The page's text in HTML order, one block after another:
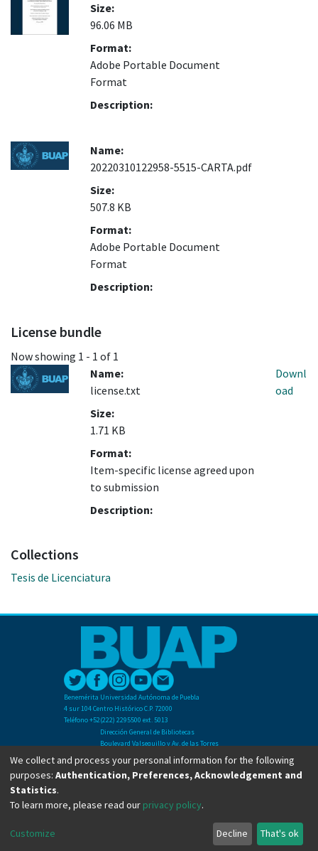
Size:
96.06 MB
Format:
Adobe Portable Document
Format
Description:
Name:
20220310122958-5515-CARTA.pdf
Size:
507.8 KB
Format:
Adobe Portable Document
Format
Description:
License bundle
Now showing 1 - 1 of 1
Name:
license.txt
Size:
1.71 KB
Format:
Item-specific license agreed upon
to submission
Description:
Downl
oad
Collections
Tesis de Licenciatura
Benemérita Universidad Autónoma de Puebla
4 sur 104 Centro Histórico C.P. 72000
Teléfono +52(222) 2295500 ext. 5013
Dirección General de Bibliotecas
Boulevard Valsequillo y Av. de las Torres
Ciudad Universitaria. Col. San Manuel
C.P. 72570
Teléfono +52 (222) 2295500 Ext 2901
Copyright © Dirección General de Bibliotecas - BUAP 2024. All right reserved.
We collect and process your personal information for the following
purposes: Authentication, Preferences, Acknowledgement and
Statistics.
To learn more, please read our privacy policy.
Customize Decline That's ok